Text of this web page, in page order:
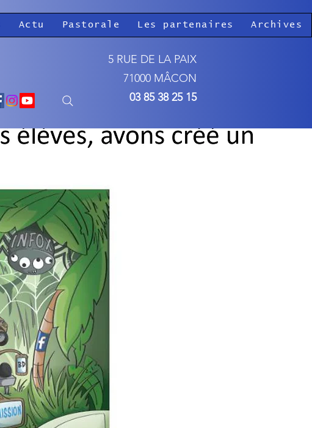
Actu Pastorale Les partenaires Archives
5 RUE DE LA PAIX
71000 MÂCON
03 85 38 25 15